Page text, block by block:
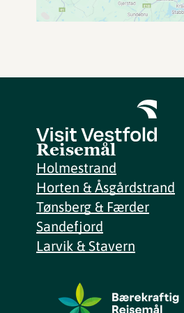
Reisemål
Holmestrand
Horten & Åsgårdstrand
Tønsberg & Færder
Sandefjord
Larvik & Stavern